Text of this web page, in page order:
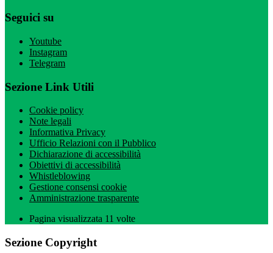
Seguici su
Youtube
Instagram
Telegram
Sezione Link Utili
Cookie policy
Note legali
Informativa Privacy
Ufficio Relazioni con il Pubblico
Dichiarazione di accessibilità
Obiettivi di accessibilità
Whistleblowing
Gestione consensi cookie
Amministrazione trasparente
Pagina visualizzata 11 volte
Sezione Copyright